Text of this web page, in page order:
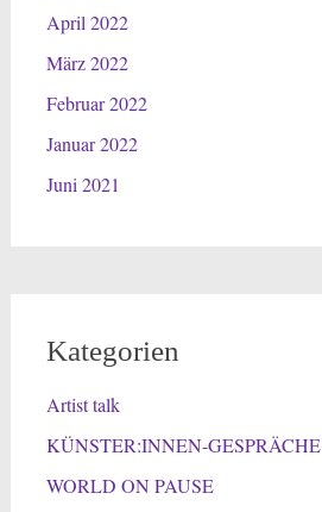
April 2022
März 2022
Februar 2022
Januar 2022
Juni 2021
Kategorien
Artist talk
KÜNSTER:INNEN-GESPRÄCHE
WORLD ON PAUSE